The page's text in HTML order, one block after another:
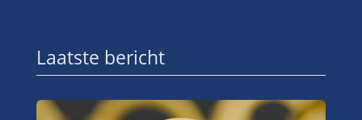
Laatste bericht